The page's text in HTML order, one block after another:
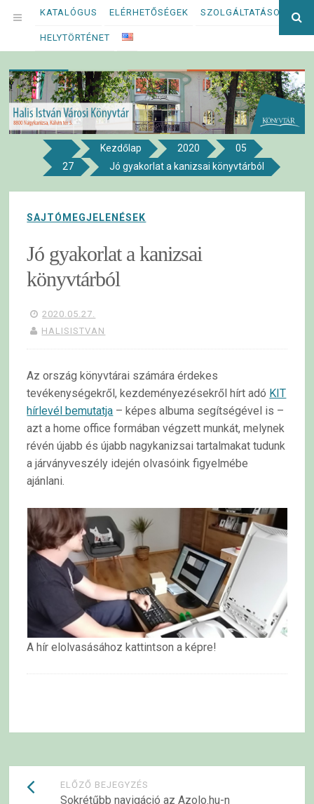
Megszakítás
OPEN
MENU
KATALÓGUS ELÉRHETŐSÉGEK SZOLGÁLTATÁSOK
HELYTÖRTÉNET
Halis István Városi Könyvtár
8800 NAGYKANIZSA, KÁLVIN TÉR 5.
Kezdőlap 2020
05
27
Jó gyakorlat a kanizsai könyvtárból
SAJTÓMEGJELENÉSEK
Jó gyakorlat a kanizsai
könyvtárból
2020.05.27.
HALISISTVAN
Az ország könyvtárai számára érdekes
tevékenységekről, kezdeményezésekről hírt adó KIT
hírlevél bemutatja – képes albuma segítségével is –
azt a home office formában végzett munkát, melynek
révén újabb és újabb nagykanizsai tartalmakat tudunk
a járványveszély idején olvasóink figyelmébe
ajánlani.
A hír elolvasásához kattintson a képre!
Bejegyzések
ELŐZŐ BEJEGYZÉS
Sokrétűbb navigáció az Azolo.hu-n